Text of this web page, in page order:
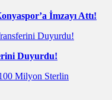
İmzayı Attı!
Duyurdu!